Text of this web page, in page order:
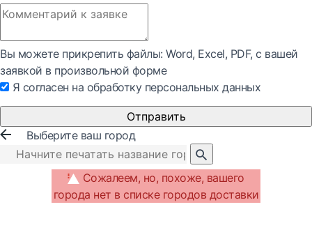
Вы можете прикрепить файлы: Word, Exсel, PDF, с вашей
заявкой в произвольной форме
Я согласен на обработку персональных данных
Отправить
Выберите ваш город
Сожалеем, но, похоже, вашего
города нет в списке городов доставки